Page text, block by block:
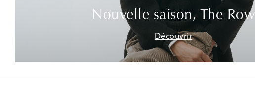
Nouvelle saison, The Row
Découvrir